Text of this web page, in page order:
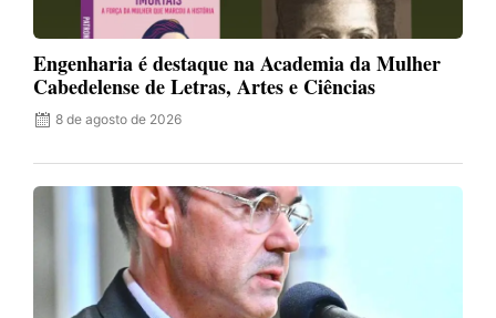
Engenharia é destaque na Academia da Mulher
Cabedelense de Letras, Artes e Ciências
8 de agosto de 2026